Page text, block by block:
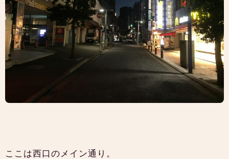
ここは西口のメイン通り。